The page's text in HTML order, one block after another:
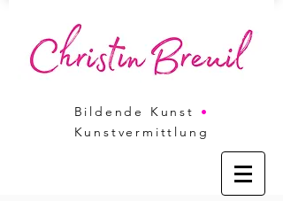
Bildende Kunst •
Kunstvermittlung